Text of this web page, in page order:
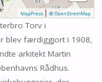
MapPress| © OpenStreetMap
Torv i
blev færdiggjort i 1908,
arkitekt Martin
Rådhus.